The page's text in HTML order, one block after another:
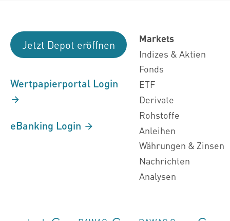
Jetzt Depot eröffnen
Wertpapierportal Login
eBanking Login
Markets
Indizes & Aktien
Fonds
ETF
Derivate
Rohstoffe
Anleihen
Währungen & Zinsen
Nachrichten
Analysen